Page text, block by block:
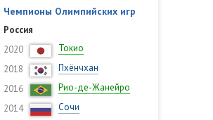
Чемпионы Олимпийских игр
Россия
2020
Токио
2018
Пхёнчхан
2016
Рио-де-Жанейро
2014
Сочи